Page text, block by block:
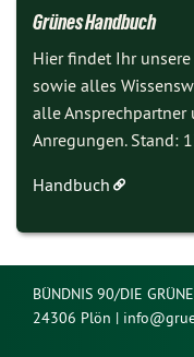
Grünes Handbuch
Hier findet Ihr
sowie alles
alle Ansprechpartner
Anregungen. Stand:
Handbuch
BÜNDNIS 90/DIE
24306 Plön |